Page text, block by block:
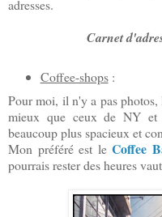
adresses.
Carnet
Coffee-shops:
Pour moi, il n'y a pas photos,
mieux que ceux de NY
beaucoup plus spacieux et
Mon préféré est leCoffee
pourrais rester des heures